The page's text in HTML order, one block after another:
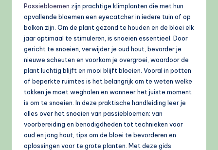
Passiebloemen zijn prachtige klimplanten die met hun
opvallende bloemen een eyecatcher in iedere tuin of op
balkon zijn. Om de plant gezond te houden en de bloei elk
jaar optimaal te stimuleren, is snoeien essentieel. Door
gericht te snoeien, verwijder je oud hout, bevorder je
nieuwe scheuten en voorkom je overgroei, waardoor de
plant luchtig blijft en mooi blijft bloeien. Vooral in potten
of beperkte ruimtes is het belangrijk om te weten welke
takken je moet weghalen en wanneer het juiste moment
is om te snoeien. In deze praktische handleiding leer je
alles over het snoeien van passiebloemen: van
voorbereiding en benodigdheden tot technieken voor
oud en jong hout, tips om de bloei te bevorderen en
oplossingen voor te grote planten. Met deze gids